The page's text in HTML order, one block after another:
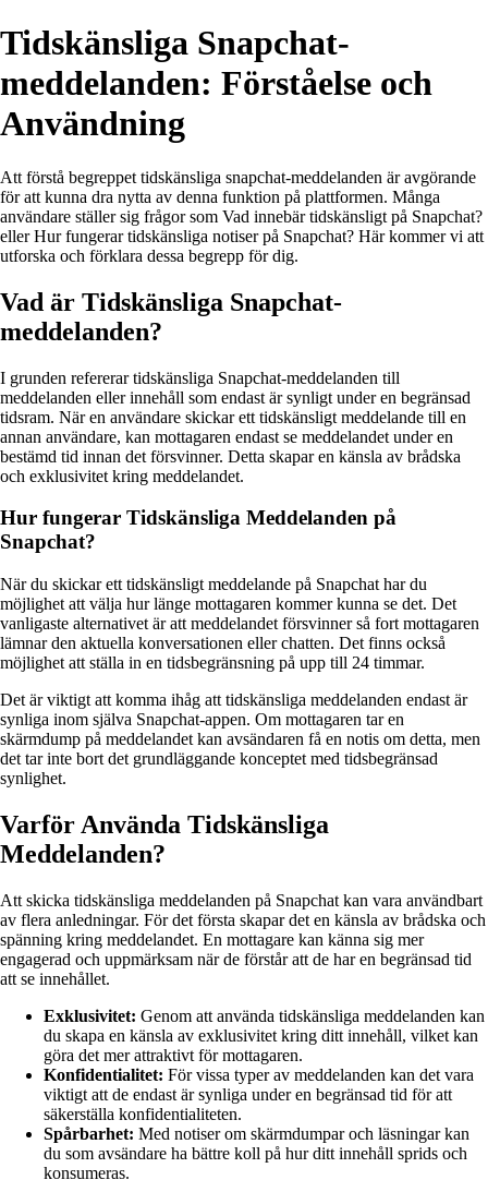
Tidskänsliga Snapchat-
meddelanden: Förståelse och
Användning
Att förstå begreppet tidskänsliga snapchat-meddelanden är avgörande
för att kunna dra nytta av denna funktion på plattformen. Många
användare ställer sig frågor som Vad innebär tidskänsligt på Snapchat?
eller Hur fungerar tidskänsliga notiser på Snapchat? Här kommer vi att
utforska och förklara dessa begrepp för dig.
Vad är Tidskänsliga Snapchat-
meddelanden?
I grunden refererar tidskänsliga Snapchat-meddelanden till
meddelanden eller innehåll som endast är synligt under en begränsad
tidsram. När en användare skickar ett tidskänsligt meddelande till en
annan användare, kan mottagaren endast se meddelandet under en
bestämd tid innan det försvinner. Detta skapar en känsla av brådska
och exklusivitet kring meddelandet.
Hur fungerar Tidskänsliga Meddelanden på
Snapchat?
När du skickar ett tidskänsligt meddelande på Snapchat har du
möjlighet att välja hur länge mottagaren kommer kunna se det. Det
vanligaste alternativet är att meddelandet försvinner så fort mottagaren
lämnar den aktuella konversationen eller chatten. Det finns också
möjlighet att ställa in en tidsbegränsning på upp till 24 timmar.
Det är viktigt att komma ihåg att tidskänsliga meddelanden endast är
synliga inom själva Snapchat-appen. Om mottagaren tar en
skärmdump på meddelandet kan avsändaren få en notis om detta, men
det tar inte bort det grundläggande konceptet med tidsbegränsad
synlighet.
Varför Använda Tidskänsliga
Meddelanden?
Att skicka tidskänsliga meddelanden på Snapchat kan vara användbart
av flera anledningar. För det första skapar det en känsla av brådska och
spänning kring meddelandet. En mottagare kan känna sig mer
engagerad och uppmärksam när de förstår att de har en begränsad tid
att se innehållet.
Exklusivitet: Genom att använda tidskänsliga meddelanden kan
du skapa en känsla av exklusivitet kring ditt innehåll, vilket kan
göra det mer attraktivt för mottagaren.
Konfidentialitet: För vissa typer av meddelanden kan det vara
viktigt att de endast är synliga under en begränsad tid för att
säkerställa konfidentialiteten.
Spårbarhet: Med notiser om skärmdumpar och läsningar kan
du som avsändare ha bättre koll på hur ditt innehåll sprids och
konsumeras.